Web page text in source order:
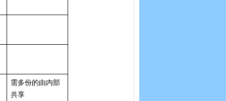
需多份的由内部
共享